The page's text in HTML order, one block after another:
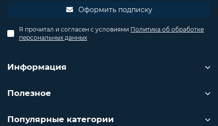
Оформить подписку
Я прочитал и согласен с условиями Политика об обработке
персональных данных
Информация
Полезное
Популярные категории